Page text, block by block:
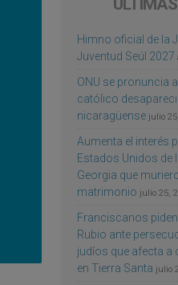
Himno oficial de la
Juventud Seúl 2027
ONU se pronuncia
católico
nicaragüense julio
Aumenta el interés
Estados Unidos de
Georgia que
matrimonio julio 25,
Franciscanos
Rubio ante
judíos que afecta
en Tierra Santa julio